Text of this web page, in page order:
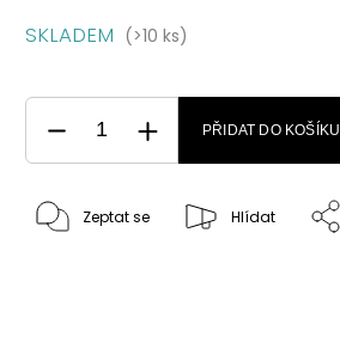
SKLADEM (>10 ks)
PŘIDAT DO KOŠÍKU
Zeptat se Hlídat